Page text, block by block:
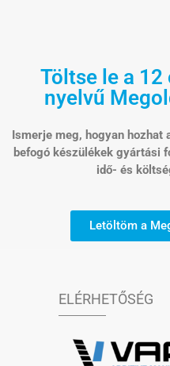
Töltse le a
nyelvű
Ismerje meg, hogyan hozhat
befogó készülékek gyártási
idő- és
Letöltöm a
ELÉRHETŐSÉG